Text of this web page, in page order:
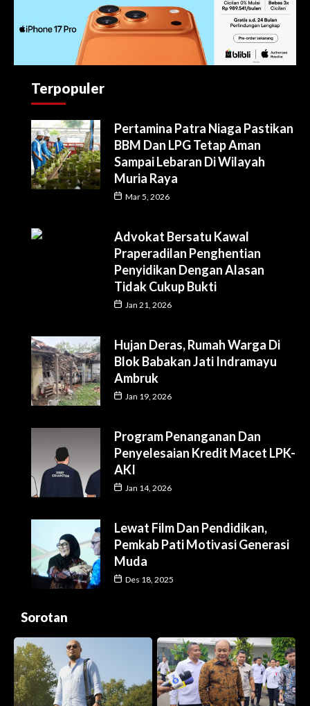
Terpopuler
Pertamina Patra Niaga Pastikan
BBM Dan LPG Tetap Aman
Sampai Lebaran Di Wilayah
Muria Raya
Mar 5, 2026
Advokat Bersatu Kawal
Praperadilan Penghentian
Penyidikan Dengan Alasan
Tidak Cukup Bukti
Jan 21, 2026
Hujan Deras, Rumah Warga Di
Blok Babakan Jati Indramayu
Ambruk
Jan 19, 2026
Program Penanganan Dan
Penyelesaian Kredit Macet LPK-
AKI
Jan 14, 2026
Lewat Film Dan Pendidikan,
Pemkab Pati Motivasi Generasi
Muda
Des 18, 2025
Sorotan